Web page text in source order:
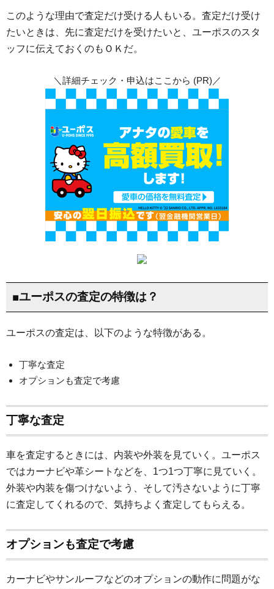
このような理由で査定だけ受ける人もいる。査定だけ受け
たいときは、先に査定だけを受けたいと、ユーポスのスタ
ッフに伝えておくのもＯＫだ。
＼詳細チェック・申込はここから (PR)／
■ユーポスの査定の特徴は？
ユーポスの査定は、以下のような特徴がある。
丁寧な査定
オプションも査定で考慮
丁寧な査定
車を査定するときには、内装や外装を見ていく。ユーポス
ではカーナビや革シートなどを、1つ1つ丁寧に見ていく。
外装や内装を傷つけないよう、そして汚さないように丁寧
に査定してくれるので、気持ちよく査定してもらえる。
オプションも査定で考慮
カーナビやサンルーフなどのオプションの動作に問題がな